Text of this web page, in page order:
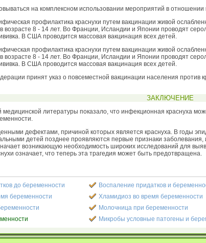
на комплексном использовании мероприятий в
профилактика краснухи путем вакцинации живой
возрасте 8 - 14 лет. Во Франции, Исландии и Японии проводят
В США проводится массовая вакцинация всех детей.
профилактика краснухи путем вакцинации живой
возрасте 8 - 14 лет. Во Франции, Исландии и Японии проводят
В США проводится массовая вакцинация всех детей.
принят указ о повсеместной вакцинации населения против
ЗАКЛЮЧЕНИЕ
литературы показало, что инфекционная краснуха
дефектами, причиной которых является краснуха. В годы
детей позднее проявляются первые признаки заболевания,
возникающую необходимость широких исследований для
означает, что теперь эта трагедия может быть предотвращена.
до беременности Воспаление придатков и
беременности
Хламидиоз во время беременности
Молочница при беременности
Микробы условные патогены и